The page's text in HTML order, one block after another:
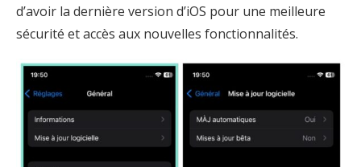
d’avoir la dernière version d’iOS pour une meilleure
sécurité et accès aux nouvelles fonctionnalités.